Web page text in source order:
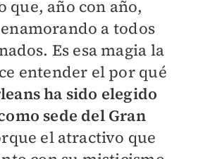
que, año con año,
a todos
Es esa magia la
entender el por qué
ha sido elegido
sede del Gran
el atractivo que